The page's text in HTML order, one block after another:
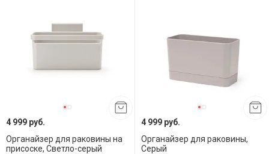
4 999 руб.
Органайзер для раковины на
присоске, Светло-серый
4 999 руб.
Органайзер для раковины,
Серый